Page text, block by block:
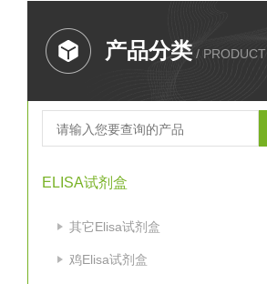
产品分类 / PRODUCT
ELISA试剂盒
其它Elisa试剂盒
鸡Elisa试剂盒